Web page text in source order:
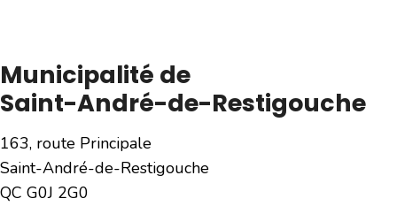
Municipalité de
Saint-André-de-Restigouche
163, route Principale
Saint-André-de-Restigouche
QC G0J 2G0